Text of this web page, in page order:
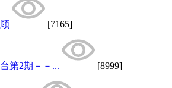
[7165]
第2期－－... [8999]